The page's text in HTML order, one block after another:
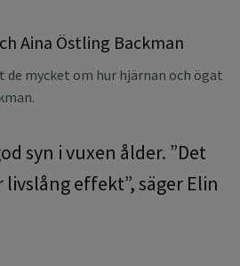
mycket om hur hjärnan och ögat
syn i vuxen ålder. ”Det
effekt”, säger Elin